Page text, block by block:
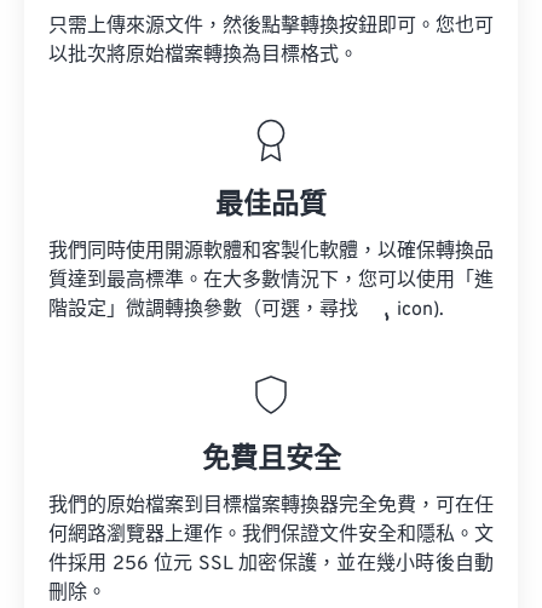
只需上傳來源文件，然後點擊轉換按鈕即可。您也可
以批次將原始檔案轉換為目標格式。
最佳品質
我們同時使用開源軟體和客製化軟體，以確保轉換品
質達到最高標準。在大多數情況下，您可以使用「進
階設定」微調轉換參數（可選，尋找
icon).
免費且安全
我們的原始檔案到目標檔案轉換器完全免費，可在任
何網路瀏覽器上運作。我們保證文件安全和隱私。文
件採用 256 位元 SSL 加密保護，並在幾小時後自動
刪除。